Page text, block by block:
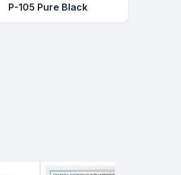
P-105 Pure Black